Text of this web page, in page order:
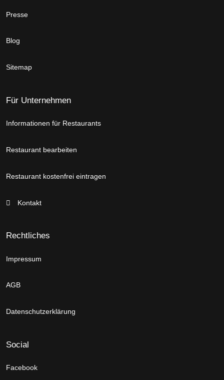
Presse
Blog
Sitemap
Für Unternehmen
Informationen für Restaurants
Restaurant bearbeiten
Restaurant kostenfrei eintragen
Kontakt
Rechtliches
Impressum
AGB
Datenschutzerklärung
Social
Facebook